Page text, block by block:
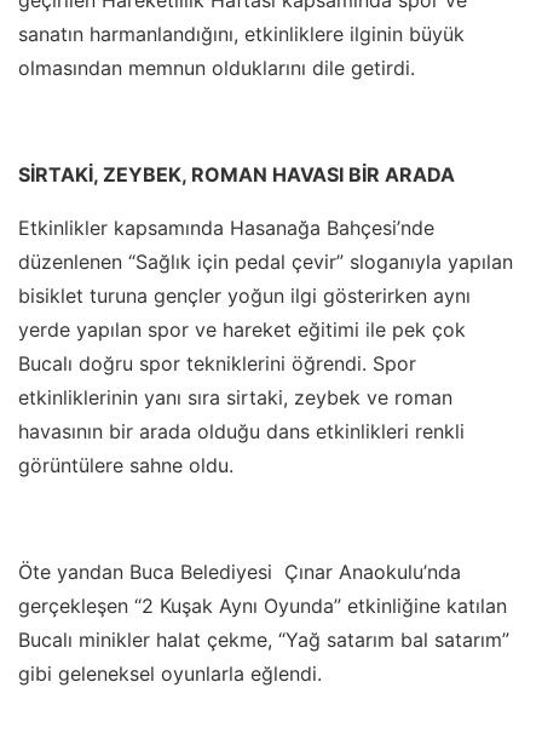
sanatın harmanlandığını, etkinliklere ilginin büyük
olmasından memnun olduklarını dile getirdi.
SİRTAKİ, ZEYBEK, ROMAN HAVASI BİR ARADA
Etkinlikler kapsamında Hasanağa Bahçesi’nde
düzenlenen “Sağlık için pedal çevir” sloganıyla yapılan
bisiklet turuna gençler yoğun ilgi gösterirken aynı
yerde yapılan spor ve hareket eğitimi ile pek çok
Bucalı doğru spor tekniklerini öğrendi. Spor
etkinliklerinin yanı sıra sirtaki, zeybek ve roman
havasının bir arada olduğu dans etkinlikleri renkli
görüntülere sahne oldu.
Öte yandan Buca Belediyesi Çınar Anaokulu’nda
gerçekleşen “2 Kuşak Aynı Oyunda” etkinliğine katılan
Bucalı minikler halat çekme, “Yağ satarım bal satarım”
gibi geleneksel oyunlarla eğlendi.